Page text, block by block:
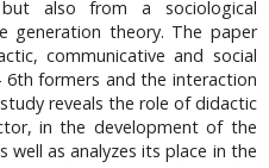
also from a sociological
generation theory. The paper
communicative and social
formers and the interaction
reveals the role of didactic
in the development of the
as analyzes its place in the